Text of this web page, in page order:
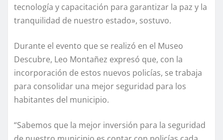
tecnología y capacitación para garantizar la paz y la
tranquilidad de nuestro estado», sostuvo.
Durante el evento que se realizó en el Museo
Descubre, Leo Montañez expresó que, con la
incorporación de estos nuevos policías, se trabaja
para consolidar una mejor seguridad para los
habitantes del municipio.
“Sabemos que la mejor inversión para la seguridad